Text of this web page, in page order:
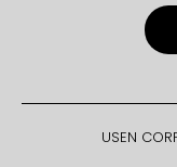
USEN